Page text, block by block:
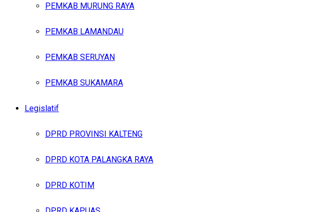
PEMKAB MURUNG RAYA
PEMKAB LAMANDAU
PEMKAB SERUYAN
PEMKAB SUKAMARA
Legislatif
DPRD PROVINSI KALTENG
DPRD KOTA PALANGKA RAYA
DPRD KOTIM